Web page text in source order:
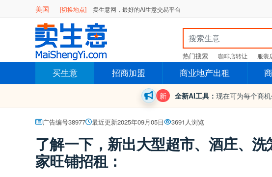
美国 [切换地点] 卖生意网，最好的AI生意交易平台
热门搜索 咖啡店转让 服装
买生意 招商加盟 商业地产出租
新 全新AI工具：现在可为每个商
广告编号38977 最近更新2025年09月05日 3691人浏览
了解一下，新出大型超市、酒庄、
家旺铺招租：